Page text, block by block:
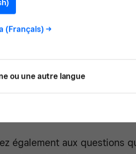
les sujets les plus
Parlez aux gens dans
de médias
guider votre
Regrouper votre
également aux questions
(Français) ->
ou une autre langue